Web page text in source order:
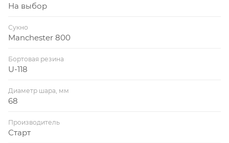
На выбор
Сукно
Manchester 800
Бортовая резина
U-118
Диаметр шара, мм
68
Производитель
Старт